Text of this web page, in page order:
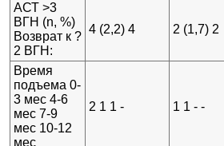
АСТ >3
ВГН (n, %)
Возврат к ?
2 ВГН:
4 (2,2) 4 2 (1,7) 2
Время
подъема 0-
3 мес 4-6
мес 7-9
мес 10-12
мес
2 1 1 - 1 1 - -